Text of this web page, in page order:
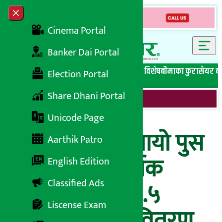
Skip to content
Close menu
Cinema Portal
Banker Dai Portal
Election Portal
Share Dhani Portal
Unicode Page
Aarthik Patro
English Edition
Classified Ads
Liscense Exam
सबै समाचारबेथिति मुर्दाबादबैंकिङ विशेष लघुवित्त विशेषबीमाका कुरासेयर
लक्ष्मी बैंकले बोलायो पुस
८ गते २१औं वार्षिक
साधारणसभा, ११.५